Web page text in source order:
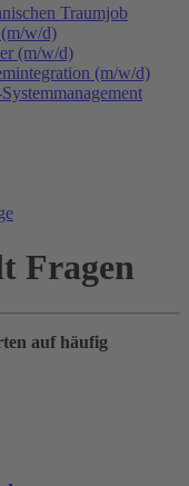
Traumjob
w/d)
(m/w/d)
(m/w/d)
Fragen
auf häufig